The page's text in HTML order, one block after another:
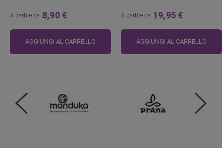
A partire da 8,90 €
AGGIUNGI AL CARRELLO
A partire da 19,95 €
AGGIUNGI AL CARRELLO